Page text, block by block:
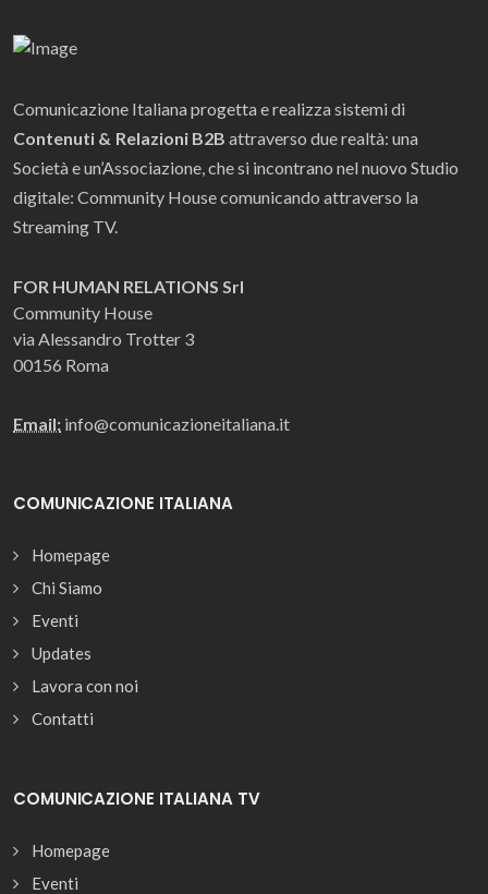
Comunicazione Italiana progetta e realizza sistemi di
Contenuti & Relazioni B2B attraverso due realtà: una
Società e un’Associazione, che si incontrano nel nuovo Studio
digitale: Community House comunicando attraverso la
Streaming TV.
FOR HUMAN RELATIONS Srl
Community House
via Alessandro Trotter 3
00156 Roma
Email: info@comunicazioneitaliana.it
COMUNICAZIONE ITALIANA
Homepage
Chi Siamo
Eventi
Updates
Lavora con noi
Contatti
COMUNICAZIONE ITALIANA TV
Homepage
Eventi